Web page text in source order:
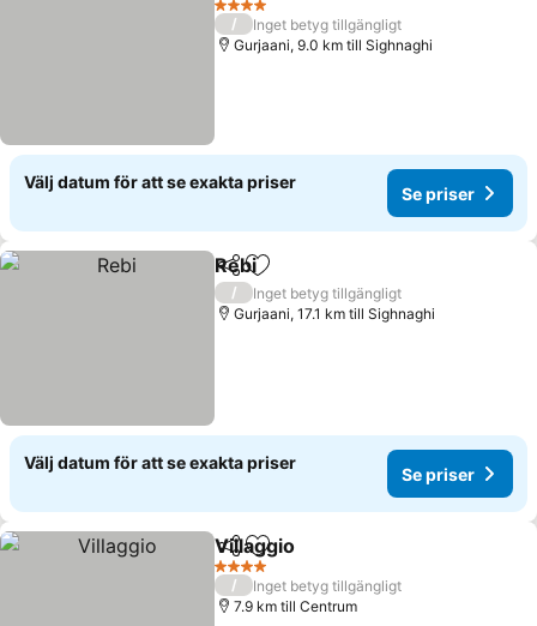
4 Stjärnor
/
Inget betyg tillgängligt
Gurjaani, 9.0 km till Sighnaghi
Välj datum för att se exakta priser
Se priser
Dela Lägg till i Mina Favoriter
Rebi
/
Inget betyg tillgängligt
Gurjaani, 17.1 km till Sighnaghi
Välj datum för att se exakta priser
Se priser
Dela Lägg till i Mina Favoriter
Villaggio
4 Stjärnor
/
Inget betyg tillgängligt
7.9 km till Centrum